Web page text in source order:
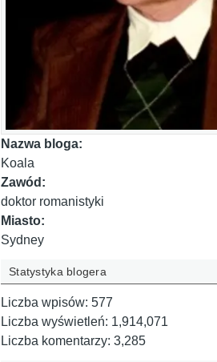
Nazwa bloga:
Koala
Zawód:
doktor romanistyki
Miasto:
Sydney
Statystyka blogera
Liczba wpisów: 577
Liczba wyświetleń: 1,914,071
Liczba komentarzy: 3,285